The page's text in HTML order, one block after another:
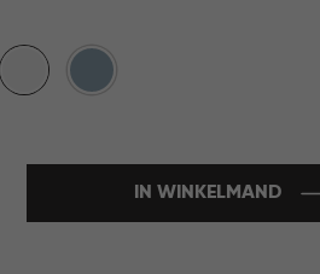
Wit Blauw
IN WINKELMAND